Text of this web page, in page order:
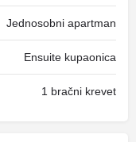
Jednosobni apartman
Ensuite kupaonica
1 bračni krevet